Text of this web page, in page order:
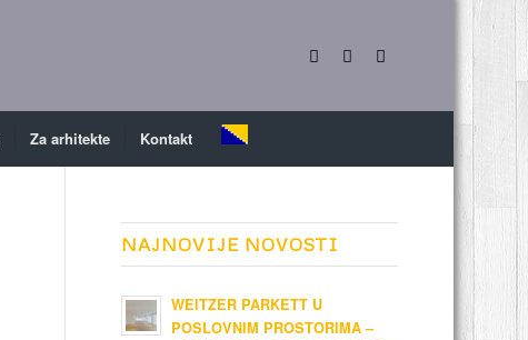
Za arhitekte Kontakt
NAJNOVIJE NOVOSTI
WEITZER PARKETT U
POSLOVNIM PROSTORIMA –